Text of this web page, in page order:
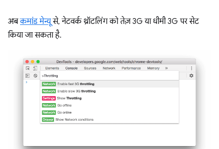
अबकमांड मेन्यूसे, नेटवर्क थ्रॉटलिंग को तेज़ 3G या धीमी 3G पर सेट
किया जा सकता है.